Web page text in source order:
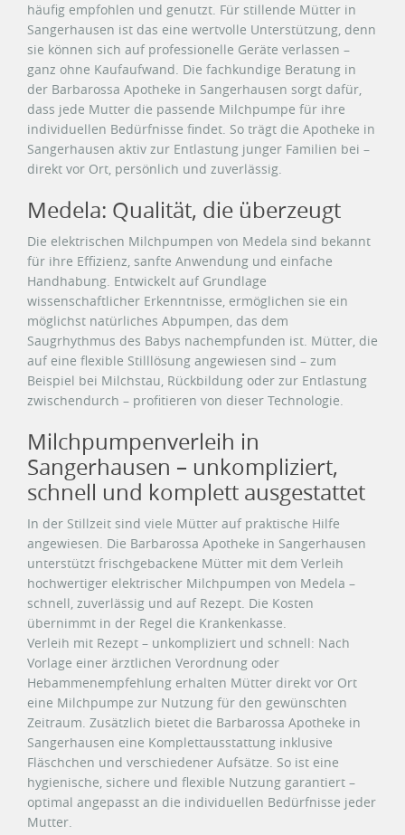
häufig empfohlen und genutzt. Für stillende Mütter in
Sangerhausen ist das eine wertvolle Unterstützung, denn
sie können sich auf professionelle Geräte verlassen –
ganz ohne Kaufaufwand. Die fachkundige Beratung in
der Barbarossa Apotheke in Sangerhausen sorgt dafür,
dass jede Mutter die passende Milchpumpe für ihre
individuellen Bedürfnisse findet. So trägt die Apotheke in
Sangerhausen aktiv zur Entlastung junger Familien bei –
direkt vor Ort, persönlich und zuverlässig.
Medela: Qualität, die überzeugt
Die elektrischen Milchpumpen von Medela sind bekannt
für ihre Effizienz, sanfte Anwendung und einfache
Handhabung. Entwickelt auf Grundlage
wissenschaftlicher Erkenntnisse, ermöglichen sie ein
möglichst natürliches Abpumpen, das dem
Saugrhythmus des Babys nachempfunden ist. Mütter, die
auf eine flexible Stilllösung angewiesen sind – zum
Beispiel bei Milchstau, Rückbildung oder zur Entlastung
zwischendurch – profitieren von dieser Technologie.
Milchpumpenverleih in
Sangerhausen – unkompliziert,
schnell und komplett ausgestattet
In der Stillzeit sind viele Mütter auf praktische Hilfe
angewiesen. Die Barbarossa Apotheke in Sangerhausen
unterstützt frischgebackene Mütter mit dem Verleih
hochwertiger elektrischer Milchpumpen von Medela –
schnell, zuverlässig und auf Rezept. Die Kosten
übernimmt in der Regel die Krankenkasse.
Verleih mit Rezept – unkompliziert und schnell: Nach
Vorlage einer ärztlichen Verordnung oder
Hebammenempfehlung erhalten Mütter direkt vor Ort
eine Milchpumpe zur Nutzung für den gewünschten
Zeitraum. Zusätzlich bietet die Barbarossa Apotheke in
Sangerhausen eine Komplettausstattung inklusive
Fläschchen und verschiedener Aufsätze. So ist eine
hygienische, sichere und flexible Nutzung garantiert –
optimal angepasst an die individuellen Bedürfnisse jeder
Mutter.